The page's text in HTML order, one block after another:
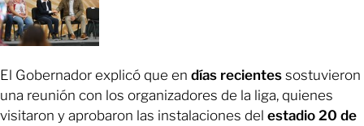
El Gobernador explicó que en días recientes sostuvieron
una reunión con los organizadores de la liga, quienes
visitaron y aprobaron las instalaciones del estadio 20 de